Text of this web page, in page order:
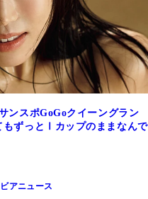
ンスポGoGoクイーングラン
もずっとⅠカップのままなんで
アニュース